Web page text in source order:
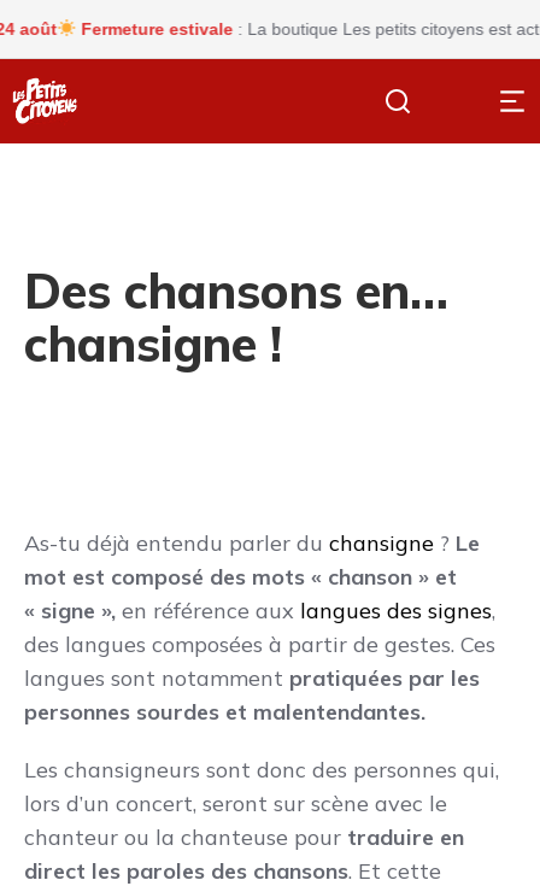
Fermeture estivale: La boutique Les petits citoyens est
Des chansons en…
chansigne !
As-tu déjà entendu parler du chansigne ? Le
mot est composé des mots « chanson » et
« signe », en référence aux langues des signes,
des langues composées à partir de gestes. Ces
langues sont notamment pratiquées par les
personnes sourdes et malentendantes.
Les chansigneurs sont donc des personnes qui,
lors d’un concert, seront sur scène avec le
chanteur ou la chanteuse pour traduire en
direct les paroles des chansons. Et cette